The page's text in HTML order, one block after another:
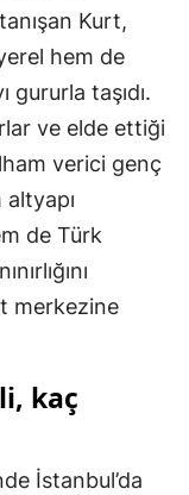
Kurt,
hem de
gururla taşıdı.
ve elde ettiği
verici genç
altyapı
de Türk
merkezine
kaç
İstanbul’da